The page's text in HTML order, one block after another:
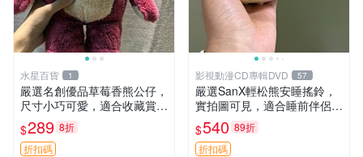
水星百貨 1
嚴選名創優品草莓香熊公仔，
尺寸小巧可愛，適合收藏賞玩
30cm 玩具 公仔 草莓熊
$289 8折
折扣碼
影視動漫CD專輯DVD 57
嚴選SanX輕松熊安睡搖鈴，
實拍圖可見，適合睡前伴侶，
Picks安撫好物 0325 懸吊 電
腦
$540 89折
折扣碼